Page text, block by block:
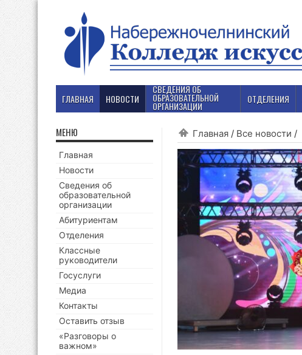
ГЛАВНАЯ НОВОСТИ
СВЕДЕНИЯ ОБ
ОБРАЗОВАТЕЛЬНОЙ
ОРГАНИЗАЦИИ
ОТДЕЛЕНИЯ
Главная / Все новости /
МЕНЮ
Главная
Новости
Сведения об
образовательной
организации
Абитуриентам
Отделения
Классные
руководители
Госуслуги
Медиа
Контакты
Оставить отзыв
«Разговоры о
важном»